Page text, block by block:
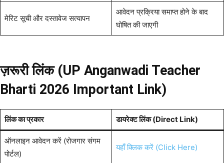
मेरिट सूची और दस्तावेज सत्यापन
आवेदन प्रक्रिया समाप्त होने के बाद
घोषित की जाएगी
ज़रूरी लिंक (UP Anganwadi Teacher
Bharti 2026 Important Link)
लिंक का प्रकार डायरेक्ट लिंक (Direct Link)
ऑनलाइन आवेदन करें (रोजगार संगम
पोर्टल)
यहाँ क्लिक करें (Click Here)